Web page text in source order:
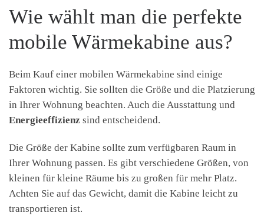
Wie wählt man die perfekte
mobile Wärmekabine aus?
Beim Kauf einer mobilen Wärmekabine sind einige
Faktoren wichtig. Sie sollten die Größe und die Platzierung
in Ihrer Wohnung beachten. Auch die Ausstattung und
Energieeffizienz sind entscheidend.
Die Größe der Kabine sollte zum verfügbaren Raum in
Ihrer Wohnung passen. Es gibt verschiedene Größen, von
kleinen für kleine Räume bis zu großen für mehr Platz.
Achten Sie auf das Gewicht, damit die Kabine leicht zu
transportieren ist.